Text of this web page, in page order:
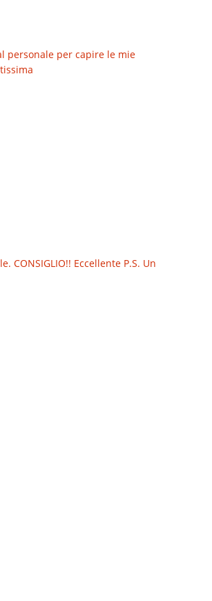
personale per capire le mie
Eccellente P.S. Un